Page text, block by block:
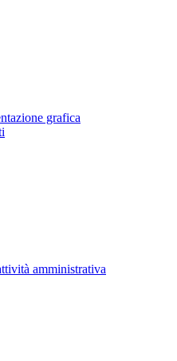
grafica
amministrativa